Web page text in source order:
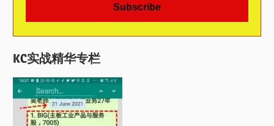
KC实战精华专栏